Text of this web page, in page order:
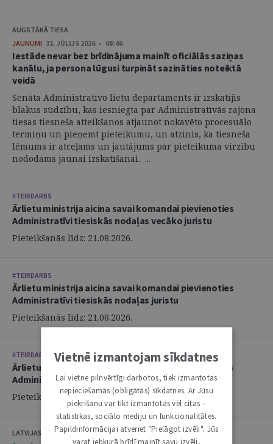
AUGSTĀKĀ TIESA
JAUNUMI 31. JŪLIJS 2026 • 08:46
Iestāde nevar bez brīdinājuma mainīt oficiālās saziņas
kanālu, ja persona lūgusi turpināt sazināties noteiktā
veidā
Senāta Administratīvo lietu departaments ir izskatījis
blakus sūdzību, kas iesniegta par Administratīvās rajona
tiesas tiesneša atteikšanos atjaunot nokavēto procesuālo
termiņu un pieņemt pieteikumu, un atzinis, ka tiesneša
lēmums ir atceļams un jautājums par pieteikuma virzību
nododams jaunai izskatīšanai. ...
#TEIRDARBS
Ārlietu ministrija aicina savai komandai pievienoties
Administratīvi tiesiskās nodaļas vecāko juristu
Pieteikšanās līdz: 21.08.2026.
#TEIRDARBS
Ārlietu ministrija aicina savai komandai pievienoties
Administratīvi tiesiskās nodaļas juristu
Pieteikšanās līdz: 21.08.2026.
#TEIRDARBS
Ārlietu ministrija aicina savai komandai pievienoties
Administratīvi tiesiskās nodaļas juristu
Pieteikšanās līdz: 21.08.2026.
LATVIJAS ZVĒRINĀTU ADVOKĀTU PADOME
Vietnē izmantojam sīkdatnes
Lai vietne pilnvērtīgi darbotos, tiek izmantotas
nepieciešamās (obligātās) sīkdatnes. Ar Jūsu
piekrišanu var tikt izmantotas vēl citas –
statistikas, sociālo mediju un funkcionalitātes.
Papildinformācijai atveriet "Pielāgot izvēli". Jūs
varat jebkurā brīdī mainīt savu izvēli,